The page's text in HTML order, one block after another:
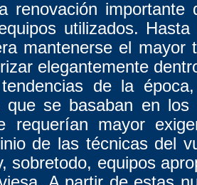
renovación importante
utilizados.
mantenerse el mayor
elegantemente
de la
que se basaban en los
requerían mayor
de las técnicas del
sobretodo, equipos